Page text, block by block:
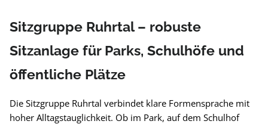
Sitzgruppe Ruhrtal – robuste
Sitzanlage für Parks, Schulhöfe und
öffentliche Plätze
Die Sitzgruppe Ruhrtal verbindet klare Formensprache mit
hoher Alltagstauglichkeit. Ob im Park, auf dem Schulhof